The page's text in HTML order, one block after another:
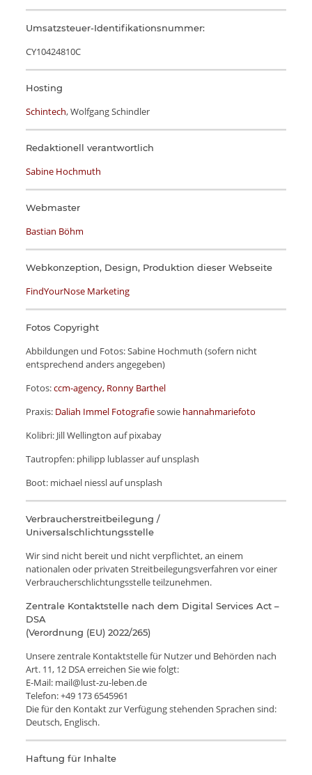
Umsatzsteuer-Identifikationsnummer:
CY10424810C
Hosting
Schintech, Wolfgang Schindler
Redaktionell verantwortlich
Sabine Hochmuth
Webmaster
Bastian Böhm
Webkonzeption, Design, Produktion dieser Webseite
FindYourNose Marketing
Fotos Copyright
Abbildungen und Fotos: Sabine Hochmuth (sofern nicht
entsprechend anders angegeben)
Fotos:ccm-agency, Ronny Barthel
Praxis: Daliah Immel Fotografiesowie hannahmariefoto
Kolibri: Jill Wellington auf pixabay
Tautropfen: philipp lublasser auf unsplash
Boot: michael niessl auf unsplash
Verbraucherstreitbeilegung /
Universalschlichtungsstelle
Wir sind nicht bereit und nicht verpflichtet, an einem
nationalen oder privaten Streitbeilegungsverfahren vor einer
Verbraucherschlichtungsstelle teilzunehmen.
Zentrale Kontaktstelle nach dem Digital Services Act –
DSA
(Verordnung (EU) 2022/265)
Unsere zentrale Kontaktstelle für Nutzer und Behörden nach
Art. 11, 12 DSA erreichen Sie wie folgt:
E-Mail: mail@lust-zu-leben.de
Telefon: +49 173 6545961
Die für den Kontakt zur Verfügung stehenden Sprachen sind:
Deutsch, Englisch.
Haftung für Inhalte